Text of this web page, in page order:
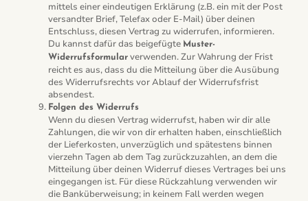
mittels einer eindeutigen Erklärung (z.B. ein mit der Post
versandter Brief, Telefax oder E-Mail) über deinen
Entschluss, diesen Vertrag zu widerrufen, informieren.
Du kannst dafür das beigefügte Muster-
Widerrufsformular verwenden. Zur Wahrung der Frist
reicht es aus, dass du die Mitteilung über die Ausübung
des Widerrufsrechts vor Ablauf der Widerrufsfrist
absendest.
Folgen des Widerrufs
Wenn du diesen Vertrag widerrufst, haben wir dir alle
Zahlungen, die wir von dir erhalten haben, einschließlich
der Lieferkosten, unverzüglich und spätestens binnen
vierzehn Tagen ab dem Tag zurückzuzahlen, an dem die
Mitteilung über deinen Widerruf dieses Vertrages bei uns
eingegangen ist. Für diese Rückzahlung verwenden wir
die Banküberweisung; in keinem Fall werden wegen